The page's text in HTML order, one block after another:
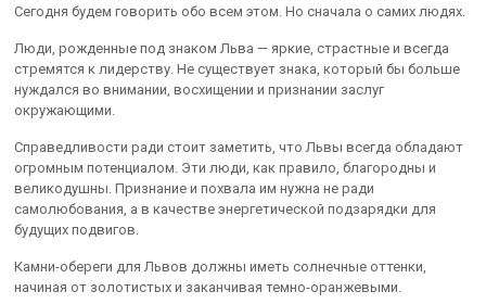
Сегодня будем говорить обо всем этом. Но сначала о самих людях.
Люди, рожденные под знаком Льва — яркие, страстные и всегда
стремятся к лидерству. Не существует знака, который бы больше
нуждался во внимании, восхищении и признании заслуг
окружающими.
Справедливости ради стоит заметить, что Львы всегда обладают
огромным потенциалом. Эти люди, как правило, благородны и
великодушны. Признание и похвала им нужна не ради
самолюбования, а в качестве энергетической подзарядки для
будущих подвигов.
Камни-обереги для Львов должны иметь солнечные оттенки,
начиная от золотистых и заканчивая темно-оранжевыми.